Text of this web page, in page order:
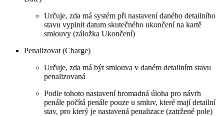
Určuje, zda má systém při nastavení daného detailního
stavu vyplnit datum skutečného ukončení na kartě
smlouvy (záložka Ukončení)
Penalizovat (Charge)
Určuje, zda má být smlouva v daném detailním stavu
penalizovaná
Podle tohoto nastavení hromadná úloha pro návrh
penále počítá penále pouze u smluv, které mají detailní
stav, pro který je nastavená penalizace (zatržené pole)